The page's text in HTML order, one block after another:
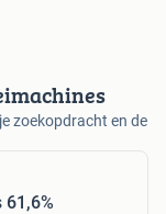
zoekopdracht en de
61,6%